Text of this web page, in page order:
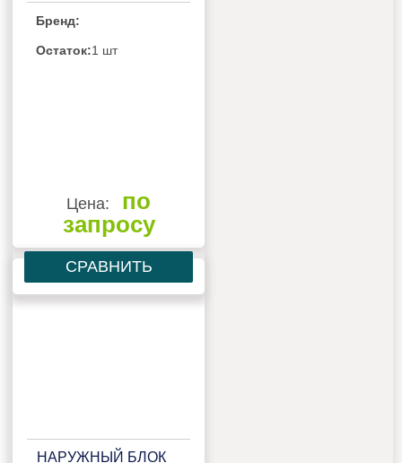
Бренд:
Остаток:1 шт
Цена:
по
запросу
СРАВНИТЬ
НАРУЖНЫЙ БЛОК